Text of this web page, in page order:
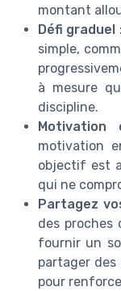
montant
Défi graduel
simple,
à mesure
discipline.
Motivation
motivation
objectif est
qui ne
Partagez
des proches
fournir un
partager
pour